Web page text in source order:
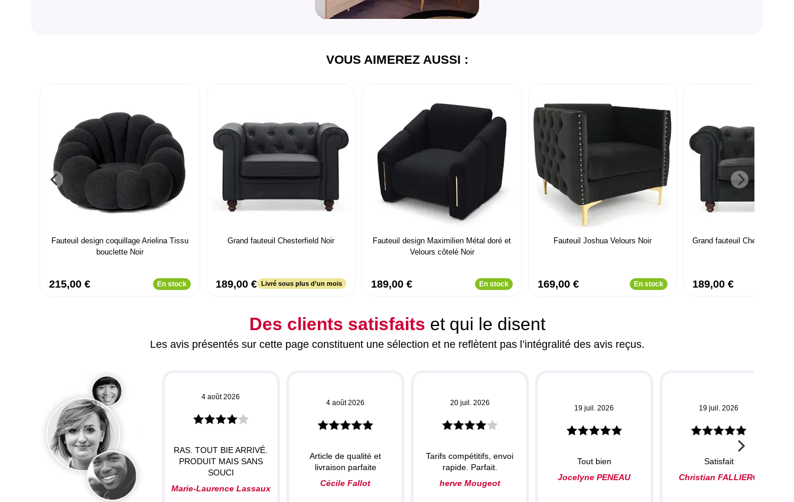
VOUS AIMEREZ AUSSI :
Fauteuil design coquillage Arielina Tissu
bouclette Noir
215,00 € En stock
Grand fauteuil Chesterfield Noir
189,00 € Livré sous plus d’un mois
Fauteuil design Maximilien Métal doré et
Velours côtelé Noir
189,00 € En stock
Fauteuil Joshua Velours Noir
169,00 € En stock
Grand fauteuil Chesterfield
189,00 €
Des clients satisfaits et qui le disent
Les avis présentés sur cette page constituent une sélection et ne reflètent pas l’intégralité des avis reçus.
4 août 2026
RAS. TOUT BIE ARRIVÉ.
PRODUIT MAIS SANS
SOUCI
Marie-Laurence Lassaux
4 août 2026
Article de qualité et
livraison parfaite
Cécile Fallot
20 juil. 2026
Tarifs compétitifs, envoi
rapide. Parfait.
herve Mougeot
19 juil. 2026
Tout bien
Jocelyne PENEAU
19 juil. 2026
Satisfait
Christian FALLIERO